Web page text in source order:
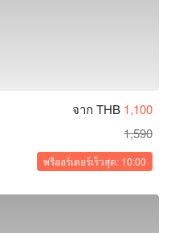
จาก THB 1,100
1,590
พรีออร์เดอร์เร็วสุด: 10:00